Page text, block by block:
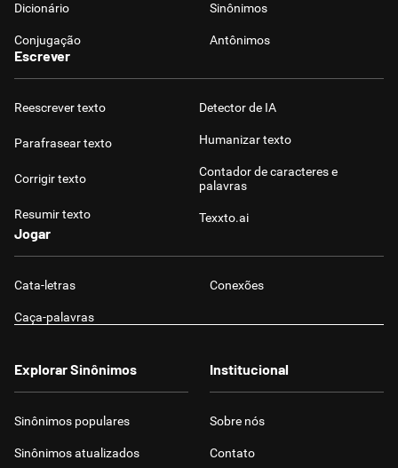
Dicionário Sinônimos
Conjugação Antônimos
Escrever
Reescrever texto
Parafrasear texto
Corrigir texto
Resumir texto
Detector de IA
Humanizar texto
Contador de caracteres e
palavras
Texxto.ai
Jogar
Cata-letras Conexões
Caça-palavras
Explorar Sinônimos
Sinônimos populares
Sinônimos atualizados
Institucional
Sobre nós
Contato